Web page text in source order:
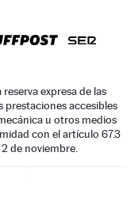
reserva expresa de las
prestaciones accesibles
u otros medios
con el artículo 67.3
de noviembre.